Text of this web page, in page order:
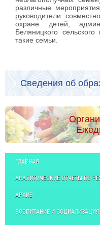
различные
руководители
охране детей,
Беляницкого
такие семьи.
Сведения об
ГЛАВНАЯ
АНАЛИТИЧЕСКИЕ ОТЧЕТЫ ПО
АРХИВ
ВОСПИТАНИЕ И